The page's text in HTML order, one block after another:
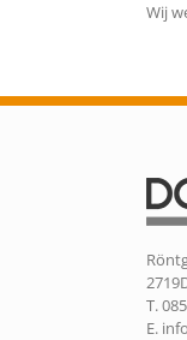
Wij
T.
E.